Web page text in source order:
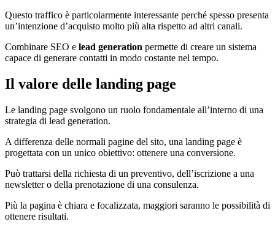
Questo traffico è particolarmente interessante perché spesso presenta
un’intenzione d’acquisto molto più alta rispetto ad altri canali.
Combinare SEO e lead generation permette di creare un sistema
capace di generare contatti in modo costante nel tempo.
Il valore delle landing page
Le landing page svolgono un ruolo fondamentale all’interno di una
strategia di lead generation.
A differenza delle normali pagine del sito, una landing page è
progettata con un unico obiettivo: ottenere una conversione.
Può trattarsi della richiesta di un preventivo, dell’iscrizione a una
newsletter o della prenotazione di una consulenza.
Più la pagina è chiara e focalizzata, maggiori saranno le possibilità di
ottenere risultati.